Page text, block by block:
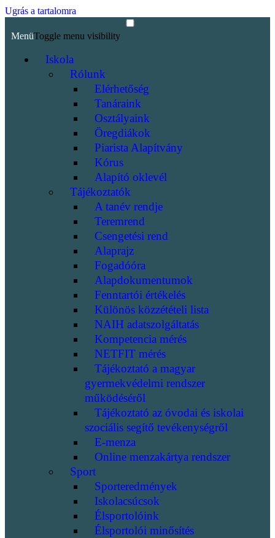
Ugrás a tartalomra
MenüToggle menu visibility
Iskola
Rólunk
Elérhetőség
Tanáraink
Osztályaink
Öregdiákok
Piarista Alapítvány
Kórus
Alapító oklevél
Tájékoztatók
A tanév rendje
Teremrend
Csengetési rend
Alaprajz
Fogadóóra
Alapdokumentumok
Fenntartói értékelés
Különös közzétételi lista
NAIH adatszolgáltatás
Kompetencia mérés
NETFIT mérés
Tájékoztató a magyar
gyermekvédelmi rendszer
működéséről
Tájékoztató az óvodai és iskolai
szociális segítő tevékenységről
E-menza
Online menzakártya rendszer
Sport
Sporteredmények
Iskolacsúcsok
Élsportolóink
Élsportolói minősítés